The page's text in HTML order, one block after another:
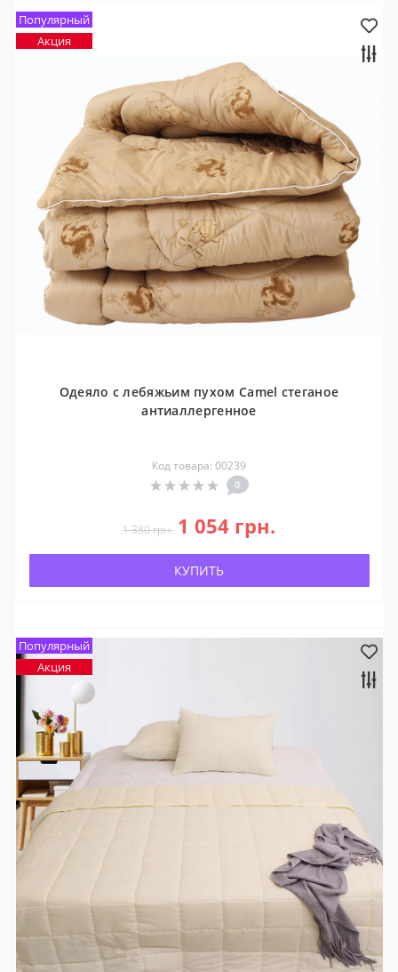
Популярный
Акция
Одеяло с лебяжьим пухом Camel стеганое
антиаллергенное
Код товара: 00239
0
1 380 грн. 1 054 грн.
КУПИТЬ
Популярный
Акция